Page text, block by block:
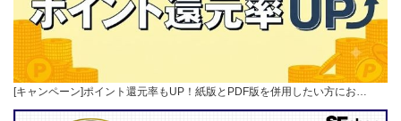
[キャンペーン]ポイント還元率もUP！紙版とPDF版を併用したい方にお…